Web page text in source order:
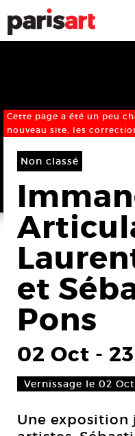
Cette page a été un peu
nouveau site, les
Non classé
et
Pons
02 Oct -
Vernissage le 02
Une